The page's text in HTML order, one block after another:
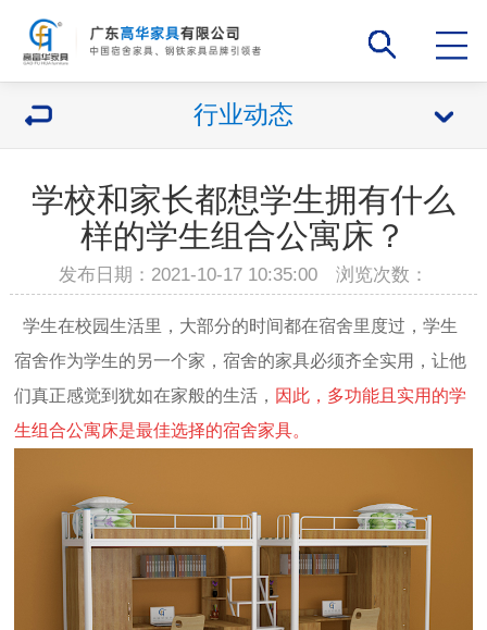
行业动态
学校和家长都想学生拥有什么
样的学生组合公寓床？
发布日期：2021-10-17 10:35:00 浏览次数：
学生在校园生活里，大部分的时间都在宿舍里度过 ，学生
宿舍作为学生的另一个家，宿舍的家具必须齐全实用，让他
们真正感觉到犹如在家般的生活， 因此，多功能且实用的学
生组合公寓床是最佳选择的宿舍家具。